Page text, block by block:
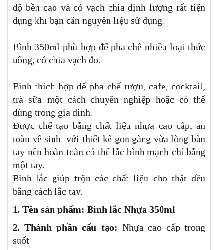
độ bền cao và có vạch chia định lượng rất tiện
dụng khi bạn căn nguyên liệu sử dụng.
Bình 350ml phù hợp để pha chế nhiều loại thức
uống, có chia vạch đo.
Bình thích hợp để pha chế rượu, cafe, cocktail,
trà sữa một cách chuyên nghiệp hoặc có thể
dùng trong gia đình.
Được chế tạo bằng chất liệu nhựa cao cấp, an
toàn vệ sinh với thiết kế gọn gàng vừa lòng bàn
tay nên hoàn toàn có thể lắc bình mạnh chỉ bằng
một tay.
Bình lắc giúp trộn các chất liệu cho thật đều
bằng cách lắc tay.
1. Tên sản phẩm: Bình lắc Nhựa 350ml
2. Thành phần cấu tạo: Nhựa cao cấp trong
suốt